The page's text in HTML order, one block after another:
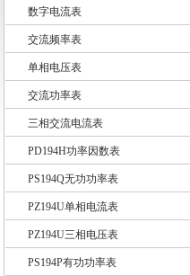
江苏斯菲尔电气股份有限公司
数字电流表
交流频率表
单相电压表
交流功率表
三相交流电流表
PD194H功率因数表
PS194Q无功功率表
PZ194U单相电流表
PZ194U三相电压表
PS194P有功功率表